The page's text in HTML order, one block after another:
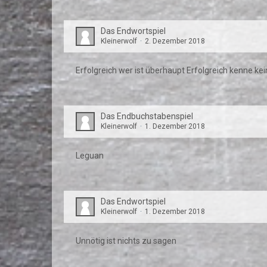
Das Endwortspiel
Kleinerwolf 2. Dezember 2018
Erfolgreich wer ist überhaupt Erfolgreich kenne
Das Endbuchstabenspiel
Kleinerwolf 1. Dezember 2018
Leguan
Das Endwortspiel
Kleinerwolf 1. Dezember 2018
Unnötig ist nichts zu sagen